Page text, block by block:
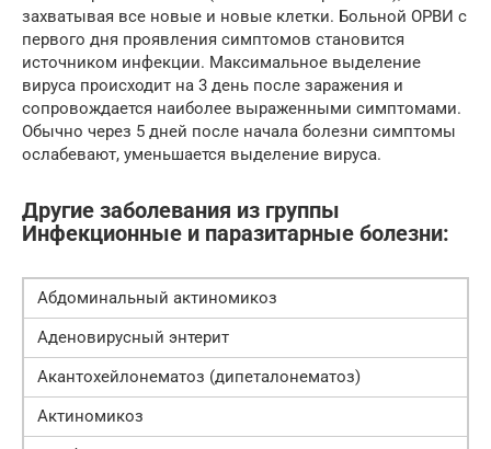
захватывая все новые и новые клетки. Больной ОРВИ с
первого дня проявления симптомов становится
источником инфекции. Максимальное выделение
вируса происходит на 3 день после заражения и
сопровождается наиболее выраженными симптомами.
Обычно через 5 дней после начала болезни симптомы
ослабевают, уменьшается выделение вируса.
Другие заболевания из группы
Инфекционные и паразитарные болезни:
Абдоминальный актиномикоз
Аденовирусный энтерит
Акантохейлонематоз (дипеталонематоз)
Актиномикоз